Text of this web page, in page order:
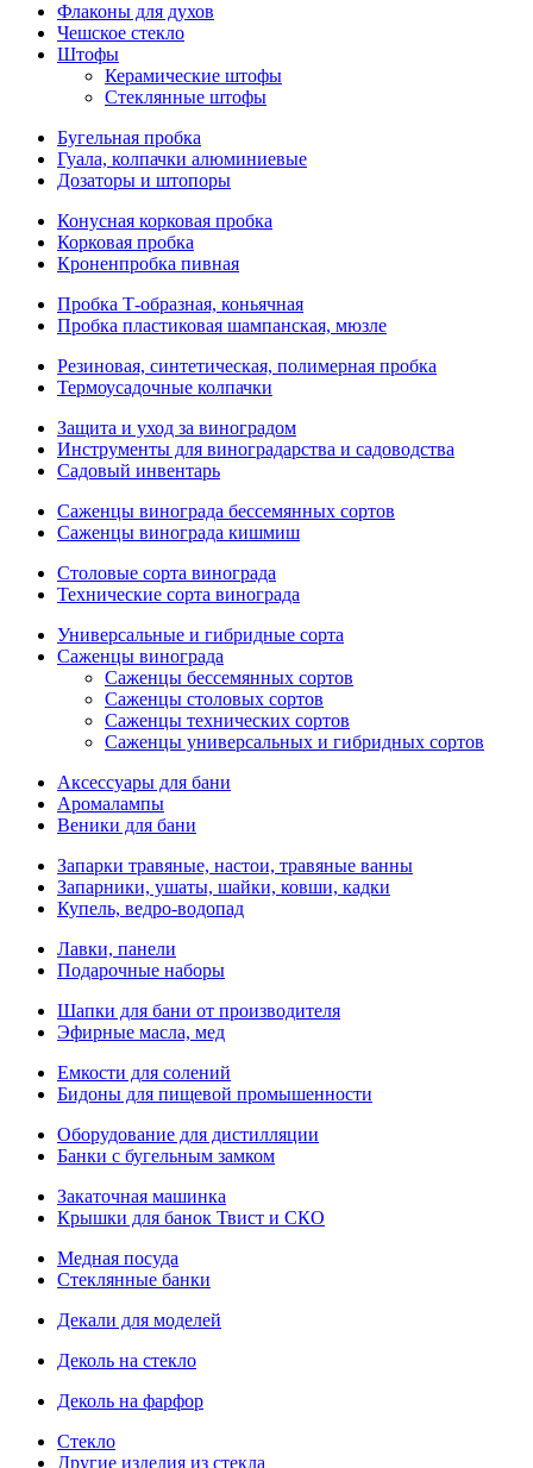
Флаконы для духов
Чешское стекло
Штофы
Керамические штофы
Стеклянные штофы
Бугельная пробка
Гуала, колпачки алюминиевые
Дозаторы и штопоры
Конусная корковая пробка
Корковая пробка
Кроненпробка пивная
Пробка Т-образная, коньячная
Пробка пластиковая шампанская, мюзле
Резиновая, синтетическая, полимерная пробка
Термоусадочные колпачки
Защита и уход за виноградом
Инструменты для виноградарства и садоводства
Садовый инвентарь
Саженцы винограда бессемянных сортов
Саженцы винограда кишмиш
Столовые сорта винограда
Технические сорта винограда
Универсальные и гибридные сорта
Саженцы винограда
Саженцы бессемянных сортов
Саженцы столовых сортов
Саженцы технических сортов
Саженцы универсальных и гибридных сортов
Аксессуары для бани
Аромалампы
Веники для бани
Запарки травяные, настои, травяные ванны
Запарники, ушаты, шайки, ковши, кадки
Купель, ведро-водопад
Лавки, панели
Подарочные наборы
Шапки для бани от производителя
Эфирные масла, мед
Емкости для солений
Бидоны для пищевой промышенности
Оборудование для дистилляции
Банки с бугельным замком
Закаточная машинка
Крышки для банок Твист и СКО
Медная посуда
Стеклянные банки
Декали для моделей
Деколь на стекло
Деколь на фарфор
Стекло
Другие изделия из стекла